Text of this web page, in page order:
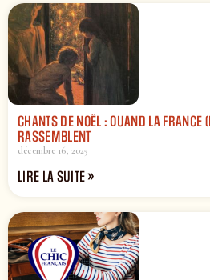
CHANTS DE NOËL : QUAND LA FRANCE
RASSEMBLENT
décembre 16, 2025
LIRE LA SUITE »